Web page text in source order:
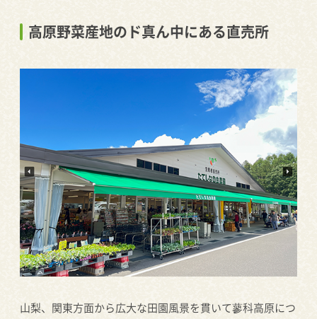
高原野菜産地のド真ん中にある直売所
山梨、関東方面から広大な田園風景を貫いて蓼科高原につ